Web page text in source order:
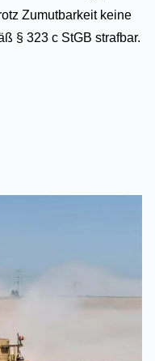
Zumutbarkeit keine
§ 323 c StGB strafbar.